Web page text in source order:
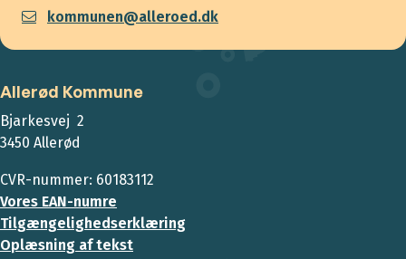
kommunen@alleroed.dk
Allerød Kommune
Bjarkesvej 2
3450 Allerød
CVR-nummer: 60183112
Vores EAN-numre
Tilgængelighedserklæring
Oplæsning af tekst